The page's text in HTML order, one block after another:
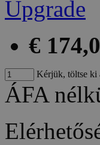
€
Kérjük, töltse ki
ÁFA